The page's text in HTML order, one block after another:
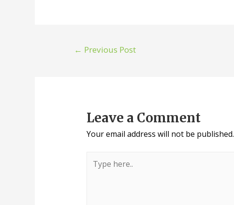
← Previous Post
Leave a Comment
Your email address will not be published.